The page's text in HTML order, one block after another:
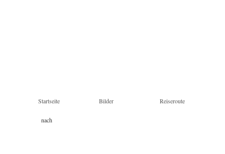
Startseite Bilder Reiseroute
nach